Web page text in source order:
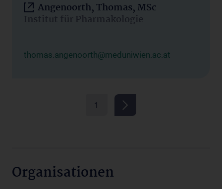
Angenoorth, Thomas, MSc
Institut für Pharmakologie
thomas.angenoorth@meduniwien.ac.at
1
Organisationen